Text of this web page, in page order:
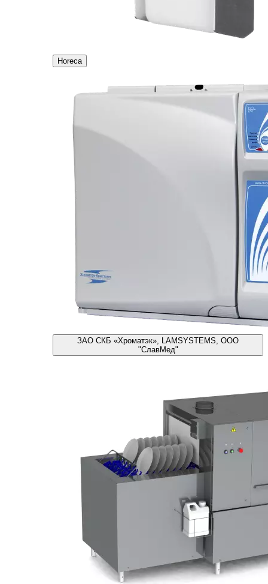
Horeca
ЗАО СКБ «Хроматэк», LAMSYSTEMS, ООО
"СлавМед"